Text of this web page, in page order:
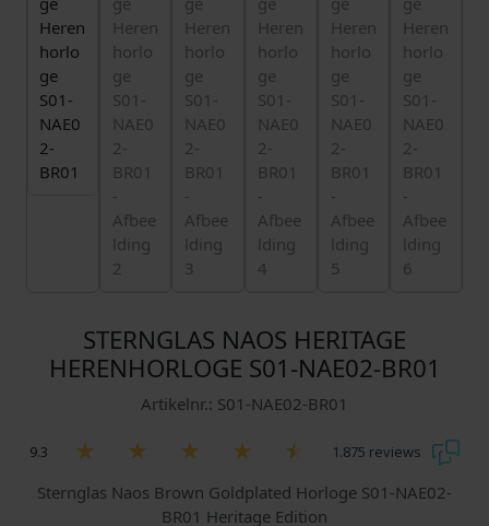
STERNGLAS NAOS HERITAGE
HERENHORLOGE S01-NAE02-BR01
Artikelnr.: S01-NAE02-BR01
9.3 1.875 reviews
Sternglas Naos Brown Goldplated Horloge S01-NAE02-
BR01 Heritage Edition